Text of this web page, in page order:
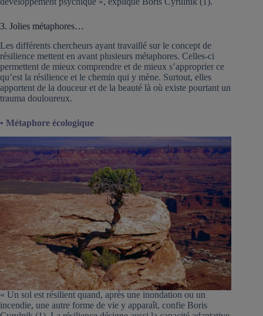
3. Jolies métaphores…
Les différents chercheurs ayant travaillé sur le concept de
résilience mettent en avant plusieurs métaphores. Celles-ci
permettent de mieux comprendre et de mieux s’approprier ce
qu’est la résilience et le chemin qui y mène. Surtout, elles
apportent de la douceur et de la beauté là où existe pourtant un
trauma douloureux.
• Métaphore écologique
« Un sol est résilient quand, après une inondation ou un
incendie, une autre forme de vie y apparaît, confie Boris